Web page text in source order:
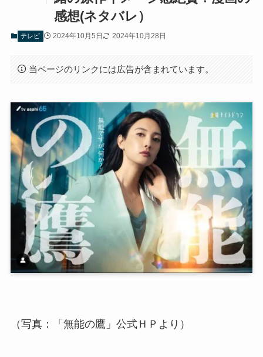
感想(ネタバレ）
テレビ 2024年10月5日 2024年10月28日
当ページのリンクには広告が含まれています。
（写真：「無能の鷹」公式ＨＰより）